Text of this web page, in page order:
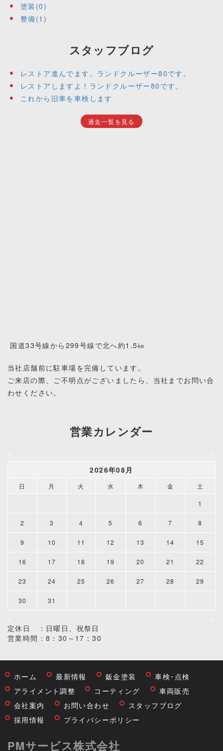
塗装(0)
整備(1)
スタッフブログ
レストア進んでます。ランドクルーザー80です。
レストアしますよ！ランドクルーザー80です。
これから旧車を車検します
過去一覧を見る
国道33号線から299号線で北へ約1.5㎞
当社店舗前に駐車場を完備しています。
ご来店の際、ご不明点がございましたら、当社までお問い合
わせください。
営業カレンダー
2026年08月
日 月 火 水 木 金 土
1
2 3 4 5 6 7 8
9 10 11 12 13 14 15
16 17 18 19 20 21 22
23 24 25 26 27 28 29
30 31
定休日 ：日曜日、祝祭日
営業時間：8：30～17：30
ホーム 最新情報 鈑金塗装
車検･点検
アライメント調整
コーティング
車両販売
会社案内
お問い合わせ
スタッフブログ
採用情報
プライバシーポリシー
PMサービス株式会社